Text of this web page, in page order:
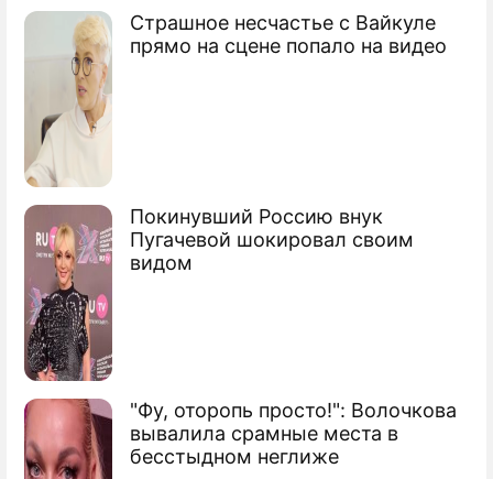
Страшное несчастье с Вайкуле
прямо на сцене попало на видео
Покинувший Россию внук
Пугачевой шокировал своим
видом
"Фу, оторопь просто!": Волочкова
вывалила срамные места в
бесстыдном неглиже
Арбуз привел к массовой драке